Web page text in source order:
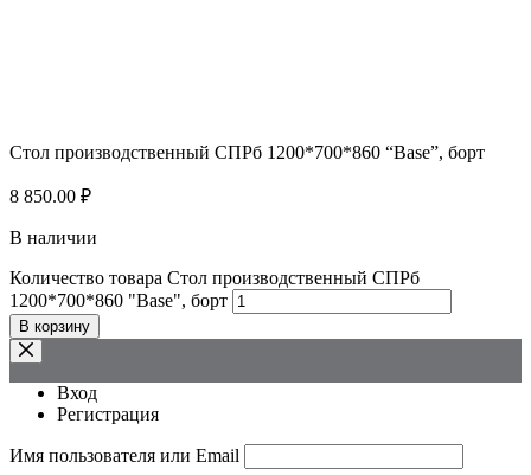
Стол производственный СПРб 1200*700*860 “Base”, борт
8 850.00 ₽
В наличии
Количество товара Стол производственный СПРб
1200*700*860 "Base", борт
В корзину
Вход
Регистрация
Имя пользователя или Email